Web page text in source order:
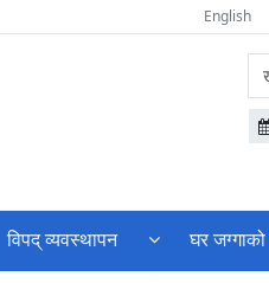
English
विपद् व्यवस्थापन घर